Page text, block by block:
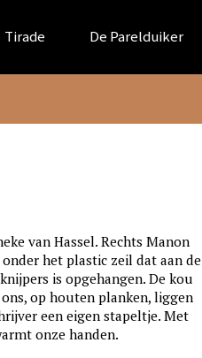
Tirade De Parelduiker
van Hassel. Rechts Manon
het plastic zeil dat aan de
is opgehangen. De kou
op houten planken, liggen
een eigen stapeltje. Met
onze handen.